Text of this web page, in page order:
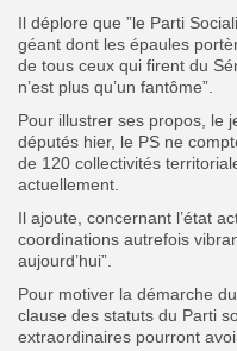
Il déplore que ”le Parti
géant dont les épaules
de tous ceux qui firent du
n’est plus qu’un fantôme”.
Pour illustrer ses propos, le
députés hier, le PS ne
de 120 collectivités
actuellement.
Il ajoute, concernant l’état
coordinations autrefois
aujourd’hui”.
Pour motiver la démarche
clause des statuts du Parti
extraordinaires pourront